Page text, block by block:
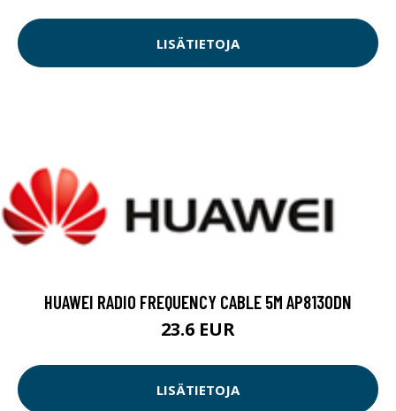
LISÄTIETOJA
HUAWEI RADIO FREQUENCY CABLE 5M AP8130DN
23.6 EUR
LISÄTIETOJA